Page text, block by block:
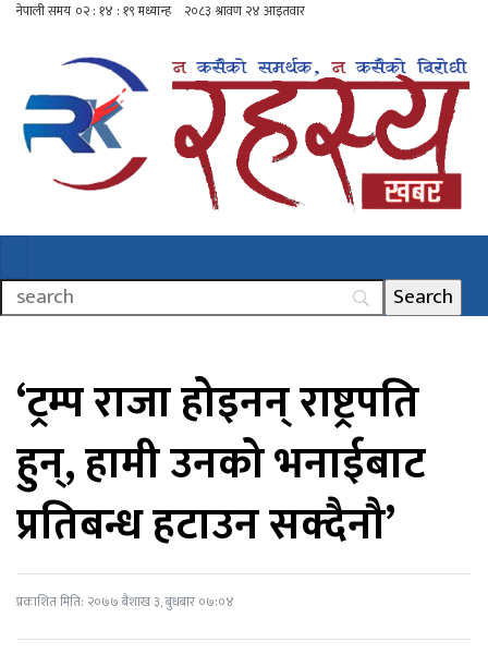
‘ट्रम्प राजा होइनन् राष्ट्रपति
हुन्, हामी उनको भनाईबाट
प्रतिबन्ध हटाउन सक्दैनौ’
प्रकाशित मिति: २०७७ बैशाख ३, बुधबार ०७:०४